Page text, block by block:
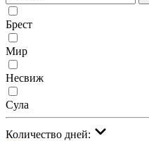
Брест
Мир
Несвиж
Сула
Количество дней: